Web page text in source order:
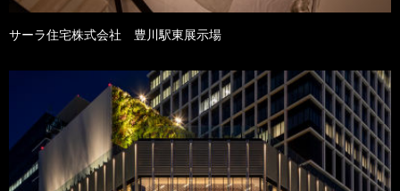
サーラ住宅株式会社 豊川駅東展示場